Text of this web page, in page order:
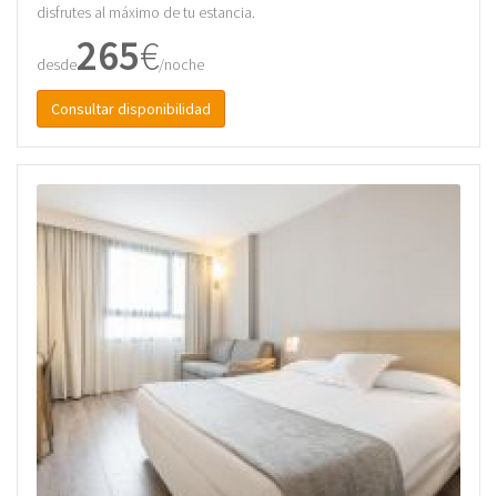
disfrutes al máximo de tu estancia.
desde265€/noche
Consultar disponibilidad